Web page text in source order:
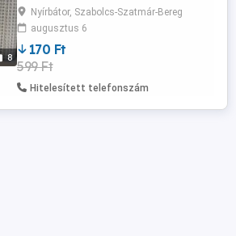
8
kerítésfonatok egyéb huzaltermékek
közvetlenül a gyártótól! Huzalok stb. 1
méteres drótfonat 60x60-as már bruttó ,-
Ft-tól. Csibedrót ,- Ft-tól Változás jogát
fenntartjuk! Viszonteladóknak és
nagyobb tételben árkedvezmény!
Nyírbátor, Szabolcs-Szatmár-Bereg
augusztus 6
170 Ft
599 Ft
Hitelesített telefonszám